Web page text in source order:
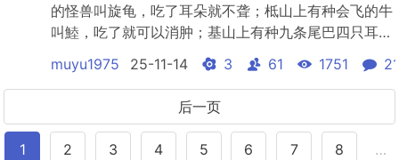
的怪兽叫旋龟，吃了耳朵就不聋；柢山上有种会飞的牛
叫鯥，吃了就可以消肿；基山上有种九条尾巴四只耳朵
的羊叫猼訑，吃了就会勇气倍增……你从未读过的，好
玩又“能吃”的漫画版《山海经》！《山海经》是中国上
古百科奇书，古今志怪之祖，鲁迅先生称之为“宝书”。
《不白吃话山海经》根据原文改编，美食漫画家不白吃
游历《山海经...
muyu1975 25-11-14 3 61 1751 21
后一页
1 2 3 4 5 6 7 8 …